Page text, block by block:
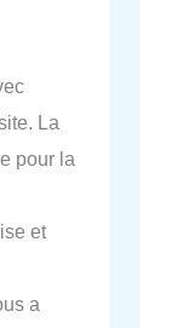
La
pour la
et
a